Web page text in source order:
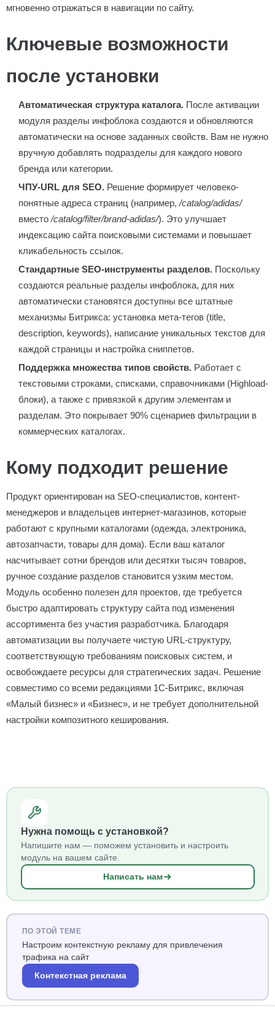
мгновенно отражаться в навигации по сайту.
Ключевые возможности
после установки
Автоматическая структура каталога. После активации
модуля разделы инфоблока создаются и обновляются
автоматически на основе заданных свойств. Вам не нужно
вручную добавлять подразделы для каждого нового
бренда или категории.
ЧПУ-URL для SEO. Решение формирует человеко-
понятные адреса страниц (например,/catalog/adidas/
вместо/catalog/filter/brand-adidas/). Это улучшает
индексацию сайта поисковыми системами и повышает
кликабельность ссылок.
Стандартные SEO-инструменты разделов. Поскольку
создаются реальные разделы инфоблока, для них
автоматически становятся доступны все штатные
механизмы Битрикса: установка мета-тегов (title,
description, keywords), написание уникальных текстов для
каждой страницы и настройка сниппетов.
Поддержка множества типов свойств. Работает с
текстовыми строками, списками, справочниками (Highload-
блоки), а также с привязкой к другим элементам и
разделам. Это покрывает 90% сценариев фильтрации в
коммерческих каталогах.
Кому подходит решение
Продукт ориентирован на SEO-специалистов, контент-
менеджеров и владельцев интернет-магазинов, которые
работают с крупными каталогами (одежда, электроника,
автозапчасти, товары для дома). Если ваш каталог
насчитывает сотни брендов или десятки тысяч товаров,
ручное создание разделов становится узким местом.
Модуль особенно полезен для проектов, где требуется
быстро адаптировать структуру сайта под изменения
ассортимента без участия разработчика. Благодаря
автоматизации вы получаете чистую URL-структуру,
соответствующую требованиям поисковых систем, и
освобождаете ресурсы для стратегических задач. Решение
совместимо со всеми редакциями 1С-Битрикс, включая
«Малый бизнес» и «Бизнес», и не требует дополнительной
настройки композитного кеширования.
Нужна помощь с установкой?
Напишите нам — поможем установить и настроить
модуль на вашем сайте.
Написать нам
ПО ЭТОЙ ТЕМЕ
Настроим контекстную рекламу для привлечения
трафика на сайт
Контекстная реклама